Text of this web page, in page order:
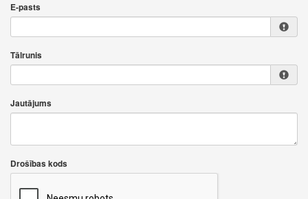
E-pasts
Tālrunis
Jautājums
Drošības kods